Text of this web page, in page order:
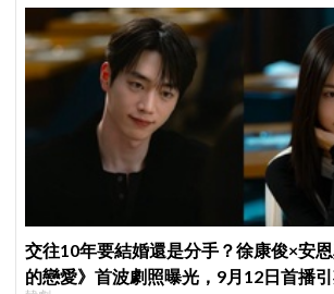
交往10年要結婚還是分手？徐康俊×安
的戀愛》首波劇照曝光，9月12日首播